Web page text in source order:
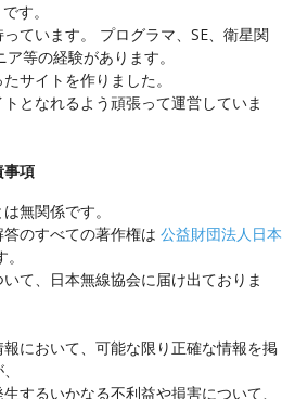
す。
ています。 プログラマ、SE、衛星関
等の経験があります。
サイトを作りました。
となれるよう頑張って運営していま
事項
無関係です。
のすべての著作権は 公益財団法人日本
て、日本無線協会に届け出ておりま
において、可能な限り正確な情報を掲
するいかなる不利益や損害について、